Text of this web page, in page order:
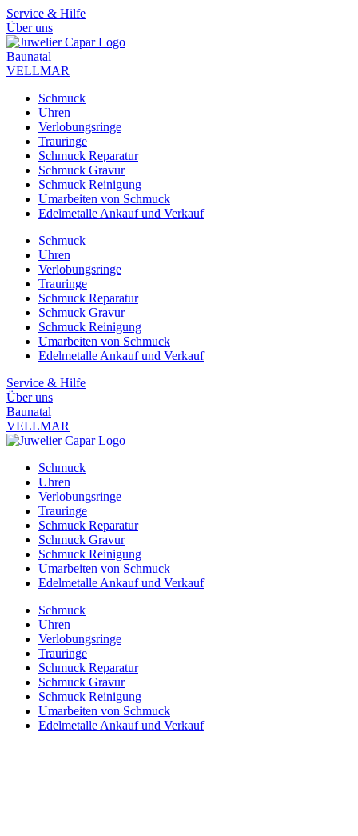
Zum
Inhalt
springen
Service & Hilfe
Über uns
Baunatal
VELLMAR
Schmuck
Uhren
Verlobungsringe
Trauringe
Schmuck Reparatur
Schmuck Gravur
Schmuck Reinigung
Umarbeiten von Schmuck
Edelmetalle Ankauf und Verkauf
Schmuck
Uhren
Verlobungsringe
Trauringe
Schmuck Reparatur
Schmuck Gravur
Schmuck Reinigung
Umarbeiten von Schmuck
Edelmetalle Ankauf und Verkauf
Service & Hilfe
Über uns
Baunatal
VELLMAR
Schmuck
Uhren
Verlobungsringe
Trauringe
Schmuck Reparatur
Schmuck Gravur
Schmuck Reinigung
Umarbeiten von Schmuck
Edelmetalle Ankauf und Verkauf
Schmuck
Uhren
Verlobungsringe
Trauringe
Schmuck Reparatur
Schmuck Gravur
Schmuck Reinigung
Umarbeiten von Schmuck
Edelmetalle Ankauf und Verkauf